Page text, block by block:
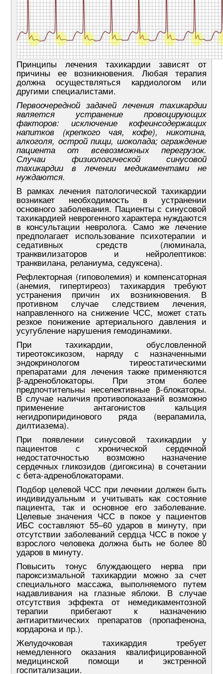
Принципы лечения тахикардии зависят от
причины ее возникновения. Любая терапия
должна осуществляться кардиологом или
другими специалистами.
Первоочередной задачей лечения тахикардии
является устранение провоцирующих
факторов: исключение кофеинсодержащих
напитков (крепкого чая, кофе), никотина,
алкоголя, острой пищи, шоколада; ограждение
пациента от всевозможных перегрузок.
Случаи физиологической синусовой
тахикардии в лечении медикаментами не
нуждаются.
В рамках лечения патологической тахикардии
возникает необходимость в устранении
основного заболевания. Пациенты с синусовой
тахикардией неврогенного характера нуждаются
в консультации невролога. Само же лечение
предполагает использование психотерапии и
седативных средств (люминала,
транквилизаторов и нейролептиков:
транквилана, реланиума, седуксена).
Рефлекторная (гиповолемия) и компенсаторная
(анемия, гипертиреоз) тахикардия требуют
устранения причин их возникновения. В
противном случае следствием лечения,
направленного на снижение ЧСС, может стать
резкое понижение артериального давления и
усугубление нарушения гемодинамики.
При тахикардии, обусловленной
тиреотоксикозом, наряду с назначенными
эндокринологом тиреостатическими
препаратами для лечения также применяются
β-адреноблокаторы. При этом более
предпочтительны неселективные β-блокаторы.
В случае наличия противопоказаний возможно
применение антагонистов кальция
негидропиридинового ряда (верапамила,
дилтиазема).
При появлении синусовой тахикардии у
пациентов с хронической сердечной
недостаточностью возможно назначение
сердечных гликозидов (дигоксина) в сочетании
с бета-адреноблокаторами.
Подбор целевой ЧСС при лечении должен быть
индивидуальным и учитывать как состояние
пациента, так и основное его заболевание.
Целевые значения ЧСС в покое у пациентов
ИБС составляют 55–60 ударов в минуту, при
отсутствии заболеваний сердца ЧСС в покое у
взрослого человека должна быть не более 80
ударов в минуту.
Повысить тонус блуждающего нерва при
пароксизмальной тахикардии можно за счет
специального массажа, выполняемого путем
надавливания на глазные яблоки. В случае
отсутствия эффекта от немедикаментозной
терапии прибегают к назначению
антиаритмических препаратов (пропафенона,
кордарона и пр.).
Желудочковая тахикардия требует
немедленного оказания квалифицированной
медицинской помощи и экстренной
госпитализации.